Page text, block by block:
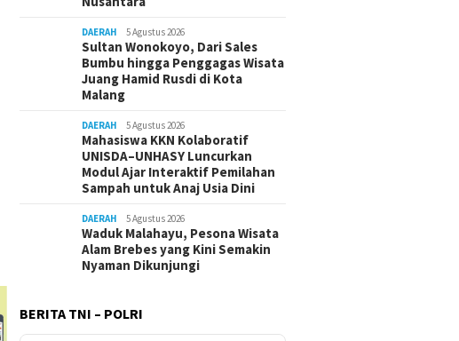
DAERAH 5 Agustus 2026
Sultan Wonokoyo, Dari Sales
Bumbu hingga Penggagas Wisata
Juang Hamid Rusdi di Kota
Malang
DAERAH 5 Agustus 2026
Mahasiswa KKN Kolaboratif
UNISDA–UNHASY Luncurkan
Modul Ajar Interaktif Pemilahan
Sampah untuk Anaj Usia Dini
DAERAH 5 Agustus 2026
Waduk Malahayu, Pesona Wisata
Alam Brebes yang Kini Semakin
Nyaman Dikunjungi
BERITA TNI – POLRI